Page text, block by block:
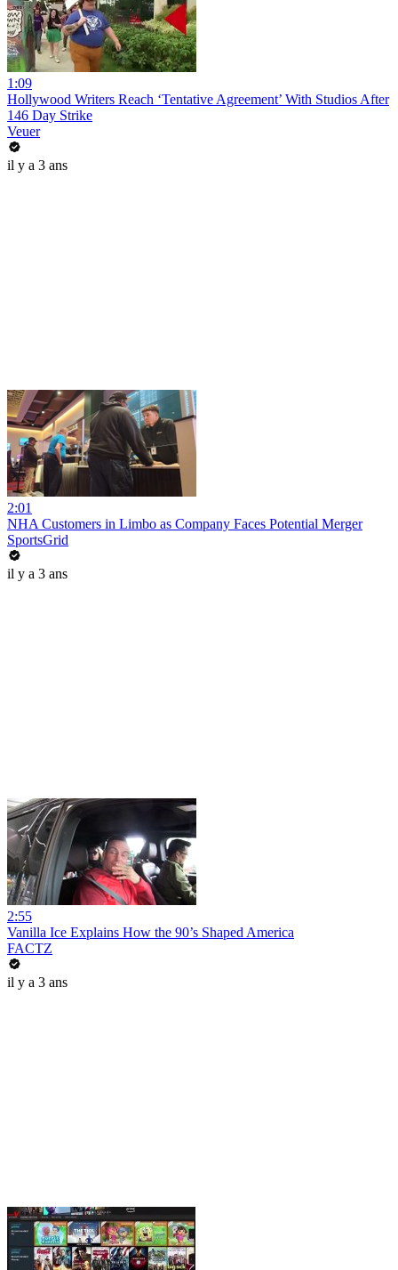
1:09
Hollywood Writers Reach ‘Tentative Agreement’ With Studios After
146 Day Strike
Veuer
il y a 3 ans
2:01
NHA Customers in Limbo as Company Faces Potential Merger
SportsGrid
il y a 3 ans
2:55
Vanilla Ice Explains How the 90’s Shaped America
FACTZ
il y a 3 ans